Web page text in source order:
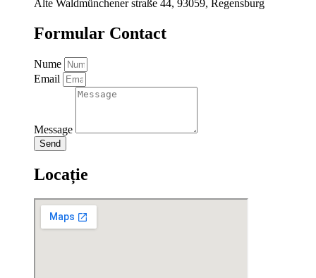
Alte Waldmünchener straße 44, 93059, Regensburg
Formular Contact
Nume
Email
Message
Send
Locație